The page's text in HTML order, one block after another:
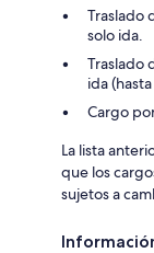
Traslado
solo ida.
Traslado
ida
Cargo
La lista
que los
sujetos a